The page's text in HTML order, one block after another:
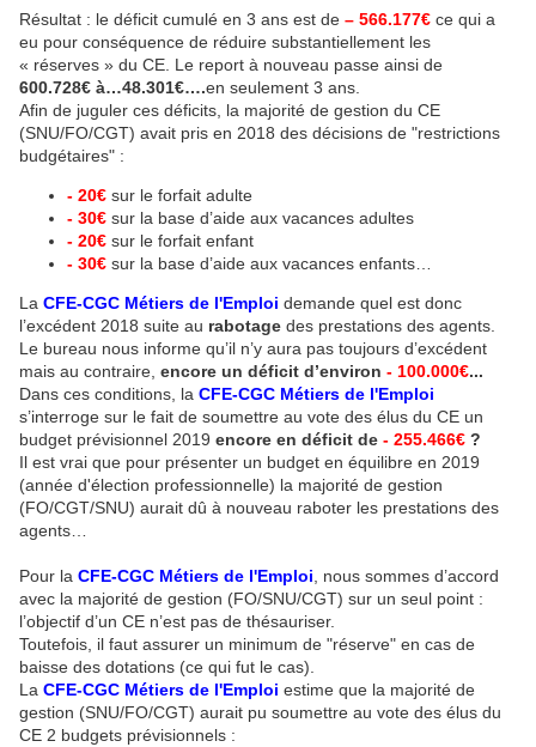
Résultat : le déficit cumulé en 3 ans est de – 566.177€ ce qui a
eu pour conséquence de réduire substantiellement les
« réserves » du CE. Le report à nouveau passe ainsi de
600.728€ à…48.301€….en seulement 3 ans.
Afin de juguler ces déficits, la majorité de gestion du CE
(SNU/FO/CGT) avait pris en 2018 des décisions de "restrictions
budgétaires" :
- 20€ sur le forfait adulte
- 30€ sur la base d’aide aux vacances adultes
- 20€ sur le forfait enfant
- 30€ sur la base d’aide aux vacances enfants…
La CFE-CGC Métiers de l'Emploi demande quel est donc
l’excédent 2018 suite au rabotage des prestations des agents.
Le bureau nous informe qu’il n’y aura pas toujours d’excédent
mais au contraire, encore un déficit d’environ - 100.000€...
Dans ces conditions, la CFE-CGC Métiers de l'Emploi
s’interroge sur le fait de soumettre au vote des élus du CE un
budget prévisionnel 2019 encore en déficit de - 255.466€ ?
Il est vrai que pour présenter un budget en équilibre en 2019
(année d'élection professionnelle) la majorité de gestion
(FO/CGT/SNU) aurait dû à nouveau raboter les prestations des
agents…
Pour la CFE-CGC Métiers de l'Emploi , nous sommes d’accord
avec la majorité de gestion (FO/SNU/CGT) sur un seul point :
l’objectif d’un CE n’est pas de thésauriser.
Toutefois, il faut assurer un minimum de "réserve" en cas de
baisse des dotations (ce qui fut le cas).
La CFE-CGC Métiers de l'Emploi estime que la majorité de
gestion (SNU/FO/CGT) aurait pu soumettre au vote des élus du
CE 2 budgets prévisionnels :